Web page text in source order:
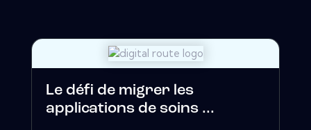
Le défi de migrer les
applications de soins ...